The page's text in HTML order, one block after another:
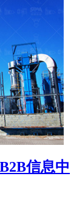
信息中